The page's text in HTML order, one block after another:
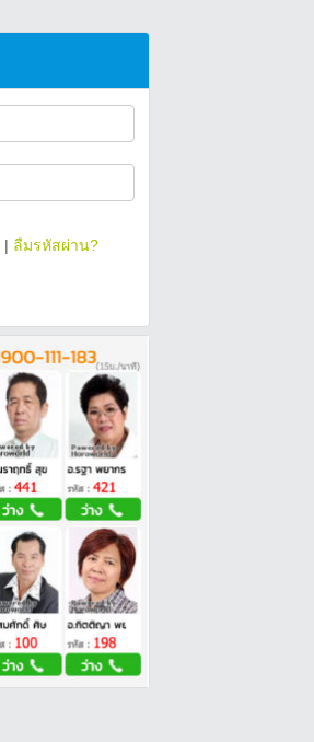
| ลืมรหัสผ่าน?